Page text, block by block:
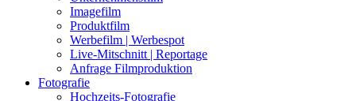
Imagefilm
Produktfilm
Werbefilm | Werbespot
Live-Mitschnitt | Reportage
Anfrage Filmproduktion
Fotografie
Hochzeits-Fotografie